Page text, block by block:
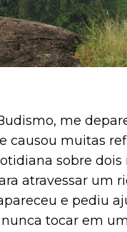
me
causou muitas
sobre
atravessar um
e pediu
tocar em